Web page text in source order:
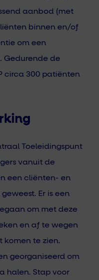
aanbod (met
binnen en/of
om een
Gedurende de
circa 300 patiënten
Toeleidingspunt
vanuit de
een cliënten- en
Er is een
om met deze
en af te wegen
komen te zien.
georganiseerd om
halen. Stap voor